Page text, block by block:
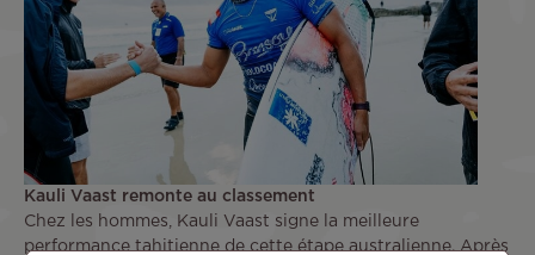
Kauli Vaast remonte au classement
Chez les hommes, Kauli Vaast signe la meilleure
performance tahitienne de cette étape australienne. Après